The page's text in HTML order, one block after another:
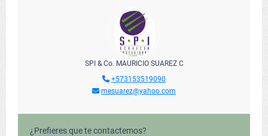
SPI & Co. MAURICIO SUAREZ C
+573153519090
mesuarez@yahoo.com
¿Prefieres que te contactemos?